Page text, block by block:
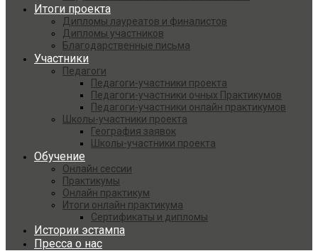
Итоги проекта
Дипломы лауреатов и финалистов
Дипломы участников
Благодарственные письма
Участники
Педагоги
Педагоги-участники проекта
Педагоги-участники очных Практикумов
Педагоги-участники онлайн практикумов
Школы-участники проекта
География заявок
Школы-участники проекта
Обучение
Онлайн сессии
Практикумы
Онлайн практикум
Итоги онлайн практикума
Сертификаты и дипломы
Истории эстампа
Пресса о нас